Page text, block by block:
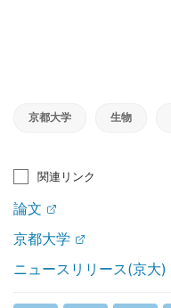
京都大学 生物
関連リンク
論文
京都大学
ニュースリリース(京大)